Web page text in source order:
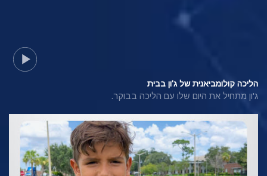
הליכה קולומביאנית של ג'ון בבית
ג'ון מתחיל את היום שלו עם הליכה בבוקר.